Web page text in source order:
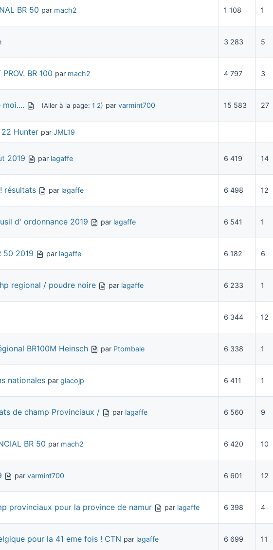
BR 50 par mach2 1 108 1
3 283 5
BR 100 par mach2 4 797 3
(Aller à la page: 1 2) par varmint700 15 583 27
Hunter par JML19
2019 par lagaffe 6 419 14
résultats par lagaffe 6 498 12
d' ordonnance 2019 par lagaffe 6 541 1
50 2019 par lagaffe 6 182 6
regional / poudre noire par lagaffe 6 233 1
6 344 12
BR100M Heinsch par Ptombale 6 338 1
nationales par giacojp 6 411 1
de champ Provinciaux / par lagaffe 6 560 9
BR 50 par mach2 6 420 10
par varmint700 6 601 12
provinciaux pour la province de namur par lagaffe 6 398 4
pour la 41 eme fois ! CTN par lagaffe 6 699 11